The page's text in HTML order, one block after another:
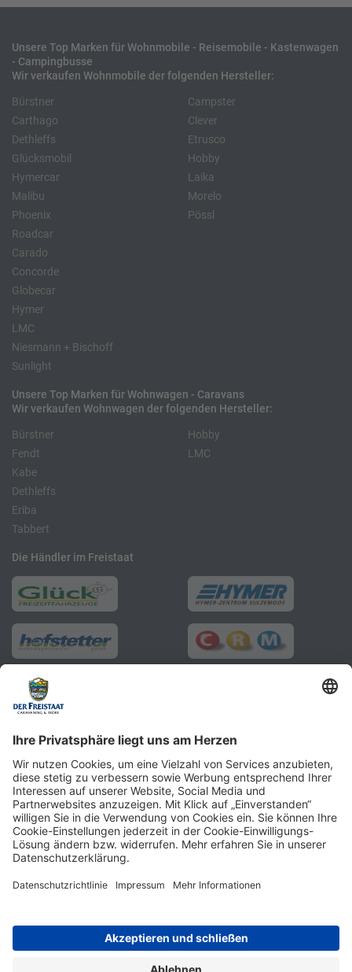
Unsere Top Marken für Wohnmobile - Reisemobile - Kastenwagen
- Campingbusse
Wir verkaufen Wohnmobile der folgenden Hersteller:
Bürstner
Carthago
Dethleffs
Glücksmobil
Hymercar
Malibu
Phoenix
Roadcar
Campster
Clever
Etrusco
Hobby
Laika
Morelo
Pössl
Carado
Concorde
Globecar
Hymer
LMC
Niesmann + Bischoff
Sunlight
Unsere Top Marken für Wohnwagen - Caravans
Wir verkaufen Wohnwagen der folgenden Hersteller:
Bürstner
Fendt
Kabe
Hobby
LMC
Dethleffs
Eriba
Tabbert
Die Händler im Freistaat
Stuttgart, 10 Minuten vor der Stadtgrenze Münchens, Ausfahrt
kleine günstige Modelle suchen, etwa kompakte Camper Vans, oder
den puren Luxus. Ob Caravan oder Wohnmobil, ob neu oder
gebraucht, in unserer Womo-Ausstellung finden Sie Ihr Wunsch-
Mobil und alles für Camping und Caravaning! Wohnmobilverkauf
und Wohnwagenverkauf inklusive hochwertiger, persönlicher
Fachberatung. Besuchen Sie auch unseren MEGA STORE vor Ort
oder online. Sie finden alles an
Camping Zubehör und Wohnmobil
für ihren perfekten Womo-Urlaub. In direkter Nähe finden
Sie Stellplätze und weitere Übernachtungsmöglichkeiten.